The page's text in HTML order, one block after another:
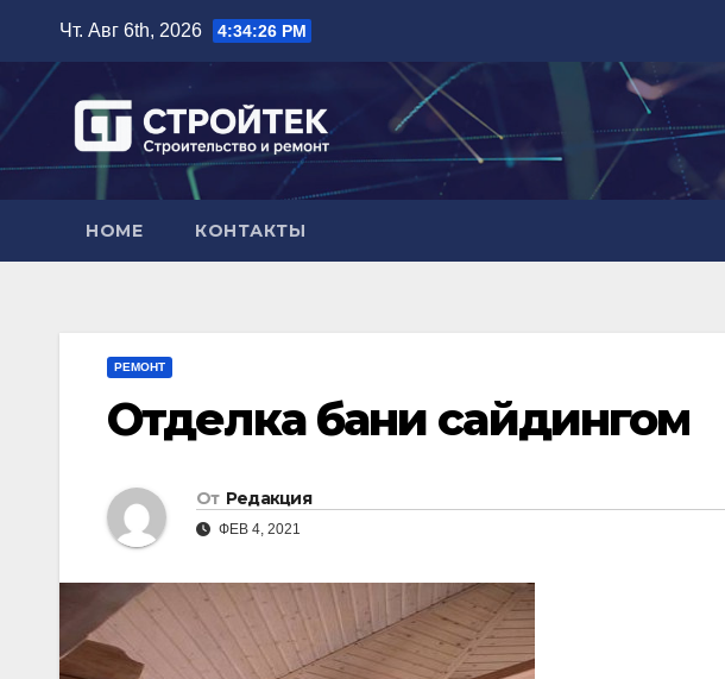
содержимому
Чт. Авг 6th, 2026 4:34:27 PM
HOME КОНТАКТЫ
РЕМОНТ
Отделка бани сайдингом
От Редакция
ФЕВ 4, 2021